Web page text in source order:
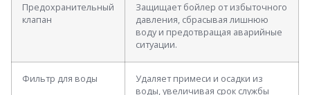
Предохранительный
клапан
Защищает бойлер от избыточного
давления, сбрасывая лишнюю
воду и предотвращая аварийные
ситуации.
Фильтр для воды
Удаляет примеси и осадки из
воды, увеличивая срок службы